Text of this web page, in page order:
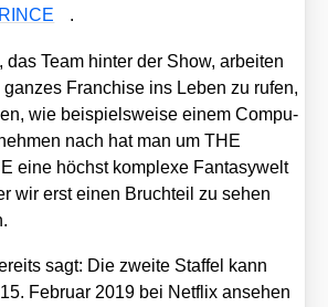
.
, das Team hin­ter der Show, arbei­ten
Fran­chise ins Leben zu rufen,
wie bei­spiels­wei­se einem Com­pu­
nach hat man um THE
eine höchst kom­ple­xe Fan­ta­sy­welt
wir erst einen Bruch­teil zu sehen
sagt: Die zwei­te Staf­fel kann
Febru­ar 2019 bei Net­flix anse­hen